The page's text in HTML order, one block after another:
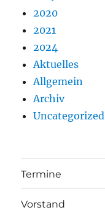
2020
2021
2024
Aktuelles
Allgemein
Archiv
Uncategorized
Termine
Vorstand